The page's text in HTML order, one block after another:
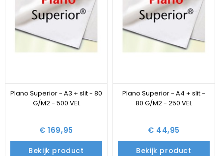
Plano Superior - A3 + slit - 80
G/M2 - 500 VEL
€ 169,95
Bekijk product
Plano Superior - A4 + slit -
80 G/M2 - 250 VEL
€ 44,95
Bekijk product